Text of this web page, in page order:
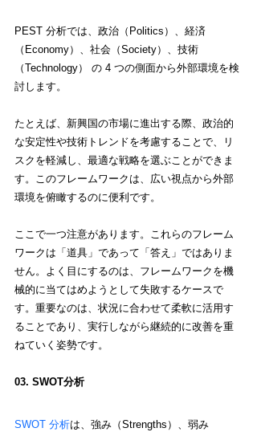
PEST 分析では、政治（Politics）、経済
（Economy）、社会（Society）、技術
（Technology） の 4 つの側面から外部環境を検
討します。
たとえば、新興国の市場に進出する際、政治的
な安定性や技術トレンドを考慮することで、リ
スクを軽減し、最適な戦略を選ぶことができま
す。このフレームワークは、広い視点から外部
環境を俯瞰するのに便利です。
ここで一つ注意があります。これらのフレーム
ワークは「道具」であって「答え」ではありま
せん。よく目にするのは、フレームワークを機
械的に当てはめようとして失敗するケースで
す。重要なのは、状況に合わせて柔軟に活用す
ることであり、実行しながら継続的に改善を重
ねていく姿勢です。
03. SWOT分析
SWOT 分析は、強み（Strengths）、弱み